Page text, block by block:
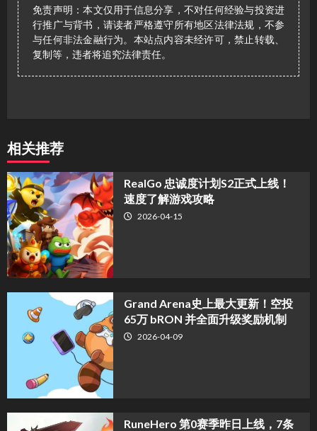
免责声明：本文仅用于信息分享，不对任何经验与投资进
行推广与背书，请读者严格遵守所有地区法律法规，不参
与任何非法金融行为。本站点内容未经许可，禁止转载、
复制等，违者将追究法律责任。
相关推荐
​RealGo 忠诚度计划S2正式上线！
速度了解游戏攻略
2026-04-15
Grand Arena史上最大更新！空投
65万 bRON 并全面升级奖励机制
2026-04-09
RuneHero 第0赛季昨日上线，7条